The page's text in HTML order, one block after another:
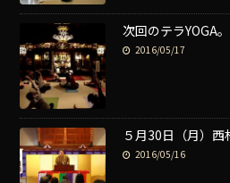
次回のテラYOGA。
2016/05/17
５月30日（月）西
2016/05/16